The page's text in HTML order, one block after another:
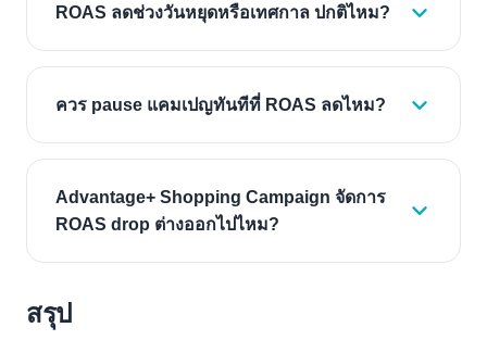
ROAS ลดช่วงวันหยุดหรือเทศกาล ปกติไหม?
ควร pause แคมเปญทันทีที่ ROAS ลดไหม?
Advantage+ Shopping Campaign จัดการ
ROAS drop ต่างออกไปไหม?
สรุป